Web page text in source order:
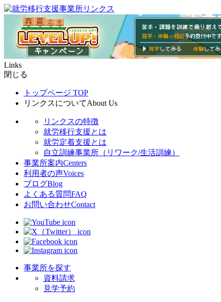
Links
閉じる
トップページ TOP
リンクスについてAbout Us
リンクスの特徴
就労移行支援とは
就労定着支援とは
自立訓練事業所（リワーク/生活訓練）
事業所案内Centers
利用者の声Voices
ブログBlog
よくある質問FAQ
お問い合わせContact
事業所を探す
資料請求
見学予約